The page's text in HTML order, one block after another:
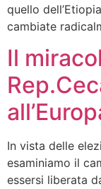
quello
cambiate
Il
In vista delle
esaminiamo il
essersi liberata